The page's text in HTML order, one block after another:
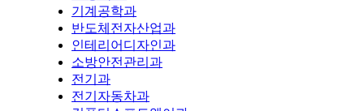
기계공학과
반도체전자산업과
인테리어디자인과
소방안전관리과
전기과
전기자동차과